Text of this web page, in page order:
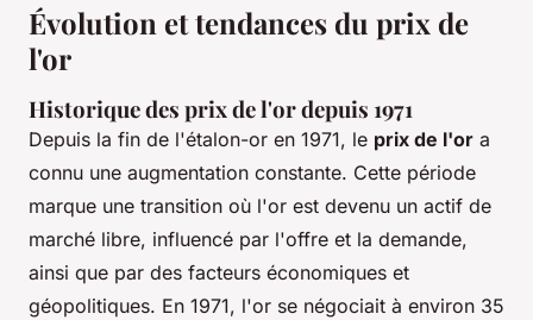
Évolution et tendances du prix de
l'or
Historique des prix de l'or depuis 1971
Depuis la fin de l'étalon-or en 1971, le prix de l'or a
connu une augmentation constante. Cette période
marque une transition où l'or est devenu un actif de
marché libre, influencé par l'offre et la demande,
ainsi que par des facteurs économiques et
géopolitiques. En 1971, l'or se négociait à environ 35